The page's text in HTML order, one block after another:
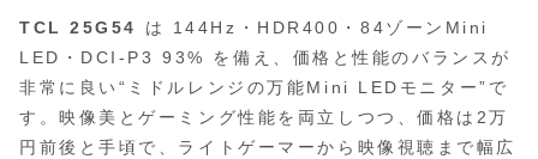
TCL 25G54
は 144Hz・HDR400・84ゾーンMini
LED・DCI‑P3 93% を備え、価格と性能のバランスが
非常に良い“ミドルレンジの万能Mini LEDモニター”で
す。映像美とゲーミング性能を両立しつつ、価格は2万
円前後と手頃で、ライトゲーマーから映像視聴まで幅広